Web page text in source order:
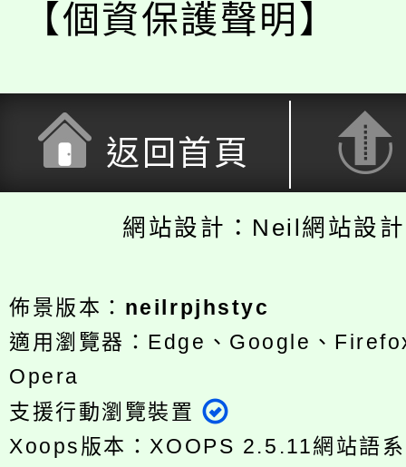
【個資保護聲明】
返回首頁
網站設計：Neil網站設
佈景版本： neilrpjhstyc
適用瀏覽器：Edge、Google、
Opera
支援行動瀏覽裝置
Xoops版本：XOOPS 2.5.11網站語